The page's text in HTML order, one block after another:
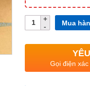
Số
lượng
Mua
Gọi điện